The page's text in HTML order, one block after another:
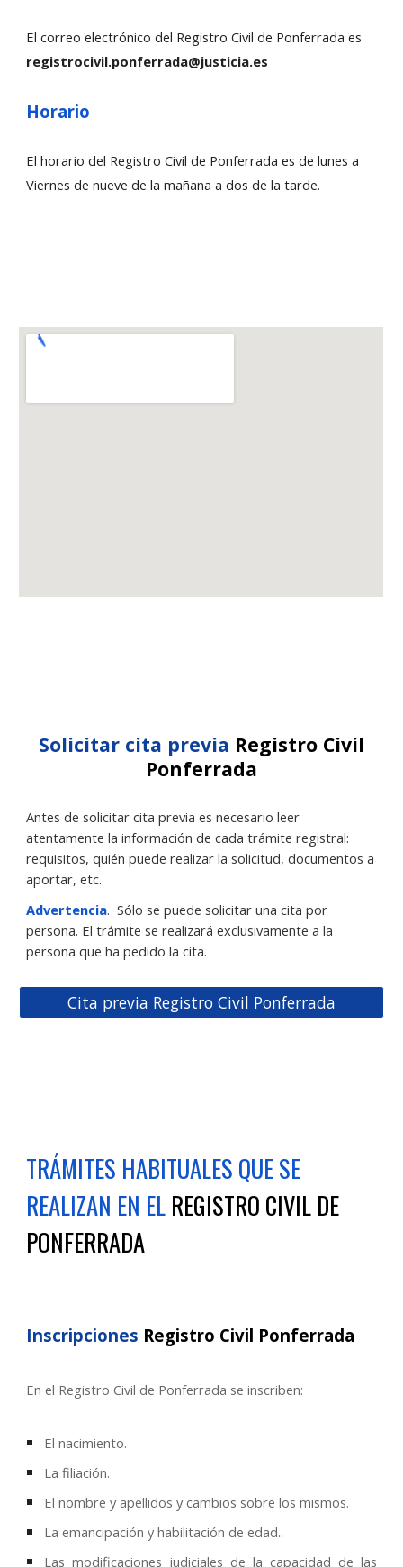
El correo electrónico del Registro Civil de Ponferrada es
registrocivil.ponferrada@justicia.es
Horario
El horario del Registro Civil de Ponferrada es de lunes a
Viernes de nueve de la mañana a dos de la tarde.
Solicitar cita previa Registro Civil
Ponferrada
Antes de solicitar cita previa es necesario leer
atentamente la información de cada trámite registral:
requisitos, quién puede realizar la solicitud, documentos a
aportar, etc.
Advertencia. Sólo se puede solicitar una cita por
persona. El trámite se realizará exclusivamente a la
persona que ha pedido la cita.
Cita previa Registro Civil Ponferrada
TRÁMITES HABITUALES QUE SE
REALIZAN EN EL REGISTRO CIVIL DE
PONFERRADA
Inscripciones Registro Civil Ponferrada
En el Registro Civil de Ponferrada se inscriben:
El nacimiento.
La filiación.
El nombre y apellidos y cambios sobre los mismos.
La emancipación y habilitación de edad..
Las modificaciones judiciales de la capacidad de las